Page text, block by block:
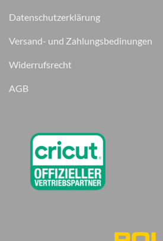
Datenschutzerklärung
Versand- und Zahlungsbedinungen
Widerrufsrecht
AGB